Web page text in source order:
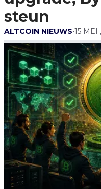
steun
ALTCOIN NIEUWS•15 MEI